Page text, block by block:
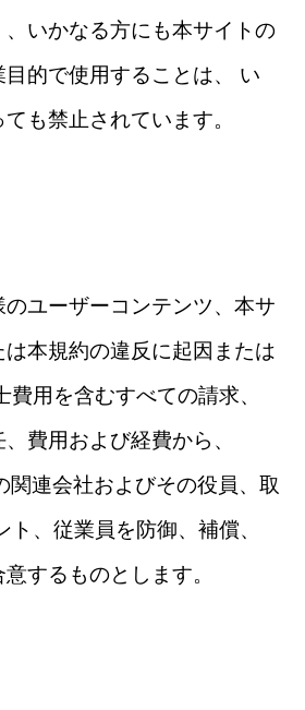
いかなる方にも本サイトの
的で使用することは、 い
も禁止されています。
ユーザーコンテンツ、本サ
本規約の違反に起因または
費用を含むすべての請求、
費用および経費から、
連会社およびその役員、取
、従業員を防御、補償、
するものとします。